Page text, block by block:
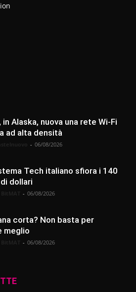
in Alaska, nuova una rete Wi-Fi
ad alta densità
- 06/08/2026
Tech italiano sfiora i 140
dollari
- 06/08/2026
corta? Non basta per
meglio
- 06/08/2026